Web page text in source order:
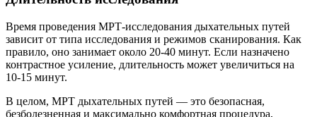
Время проведения МРТ-исследования дыхательных путей
зависит от типа исследования и режимов сканирования. Как
правило, оно занимает около 20-40 минут. Если назначено
контрастное усиление, длительность может увеличиться на
10-15 минут.
В целом, МРТ дыхательных путей — это безопасная,
безболезненная и максимально комфортная процедура,